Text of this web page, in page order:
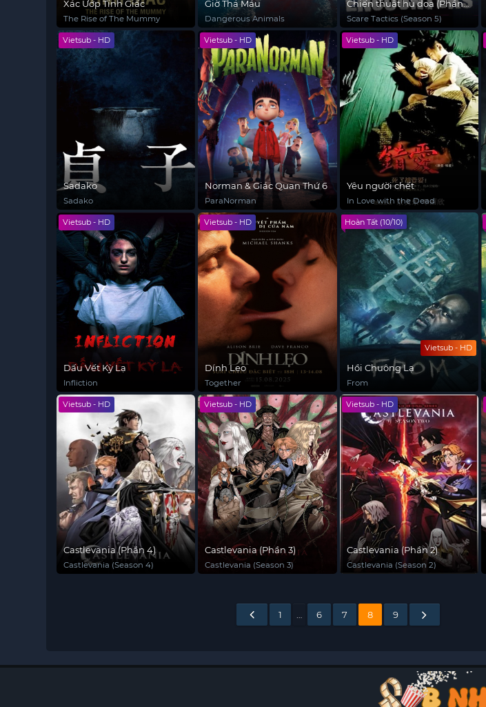
Xác Ướp Tỉnh Giấc
The Rise of The Mummy
Giờ Thả Máu
Dangerous Animals
Chiến thuật hù dọa (Phần
5)
Scare Tactics (Season 5)
Vietsub - HD
Sadako
Sadako
Vietsub - HD
Norman & Giác Quan Thứ 6
ParaNorman
Vietsub - HD
Yêu người chết
In Love with the Dead
Vietsub - HD
Dấu Vết Kỳ Lạ
Infliction
Vietsub - HD
Dính Lẹo
Together
Vietsub - HD
Hoàn Tất (10/10)
Hồi Chuông Lạ
From
Vietsub - HD
Castlevania (Phần 4)
Castlevania (Season 4)
Vietsub - HD
Castlevania (Phần 3)
Castlevania (Season 3)
Vietsub - HD
Castlevania (Phần 2)
Castlevania (Season 2)
1 6 7 8 9